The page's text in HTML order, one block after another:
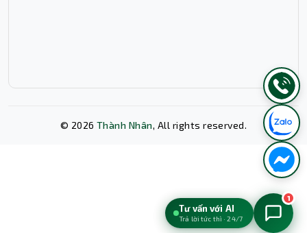
© 2026 Thành Nhân, All rights reserved.
Tư vấn với AI
Trả lời tức thì · 24/7
1